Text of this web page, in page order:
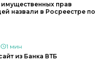
прав
назвали в Росреестре по
1 мин
из Банка ВТБ